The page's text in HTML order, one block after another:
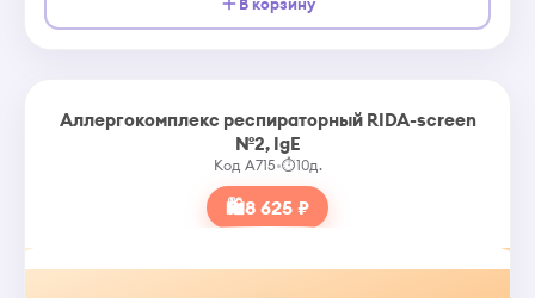
Аллергокомплекс респираторный RIDA-screen
№2, IgE
Код A715•⏱10д.
🛍8 625 ₽